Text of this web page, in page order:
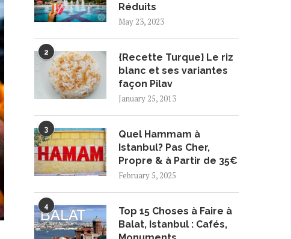
Réduits
May 23, 2023
2
{Recette Turque} Le riz
blanc et ses variantes
façon Pilav
January 25, 2013
3
Quel Hammam à
Istanbul? Pas Cher,
Propre & à Partir de 35€
February 5, 2025
4
Top 15 Choses à Faire à
Balat, Istanbul : Cafés,